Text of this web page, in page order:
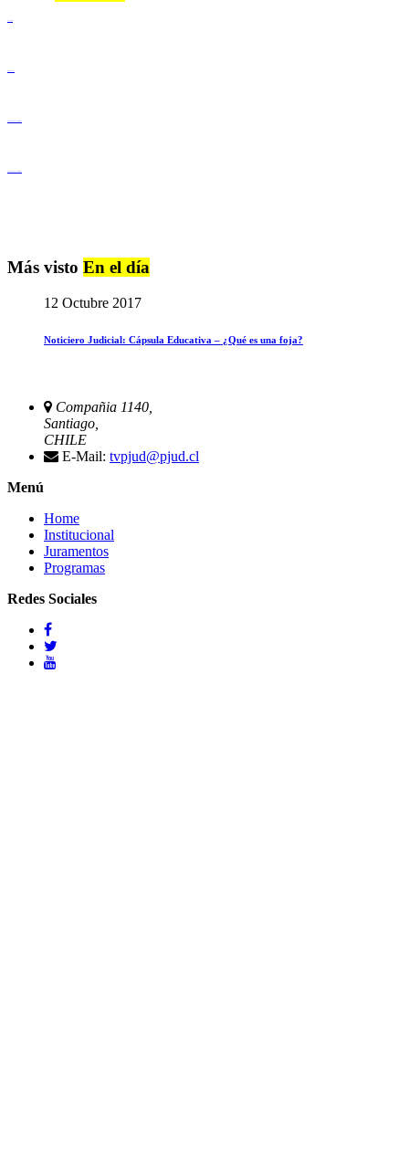
Más visto En el día
12 Octubre 2017
Noticiero Judicial: Cápsula Educativa – ¿Qué es una foja?
Compañia 1140,
Santiago,
CHILE
E-Mail: tvpjud@pjud.cl
Menú
Home
Institucional
Juramentos
Programas
Redes Sociales